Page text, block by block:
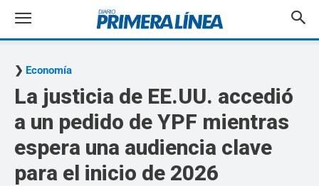
Economía
La justicia de EE.UU. accedió
a un pedido de YPF mientras
espera una audiencia clave
para el inicio de 2026